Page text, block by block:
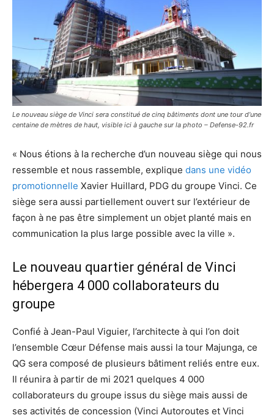
Le nouveau siège de Vinci sera constitué de cinq bâtiments dont une tour d’une
centaine de mètres de haut, visible ici à gauche sur la photo – Defense-92.fr
« Nous étions à la recherche d’un nouveau siège qui nous
ressemble et nous rassemble, explique dans une vidéo
promotionnelle Xavier Huillard, PDG du groupe Vinci. Ce
siège sera aussi partiellement ouvert sur l’extérieur de
façon à ne pas être simplement un objet planté mais en
communication la plus large possible avec la ville ».
Le nouveau quartier général de Vinci
hébergera 4 000 collaborateurs du
groupe
Confié à Jean-Paul Viguier, l’architecte à qui l’on doit
l’ensemble Cœur Défense mais aussi la tour Majunga, ce
QG sera composé de plusieurs bâtiment reliés entre eux.
Il réunira à partir de mi 2021 quelques 4 000
collaborateurs du groupe issus du siège mais aussi de
ses activités de concession (Vinci Autoroutes et Vinci